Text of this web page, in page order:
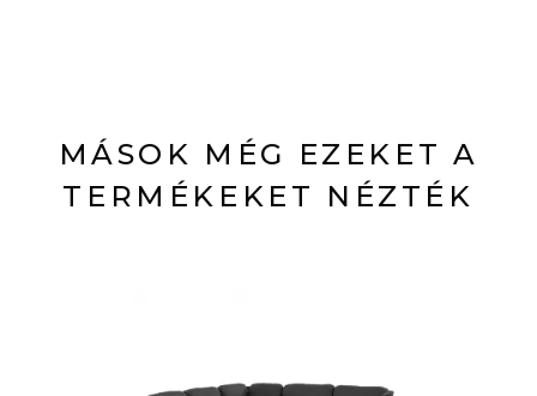
MÁSOK MÉG EZEKET A
TERMÉKEKET NÉZTÉK